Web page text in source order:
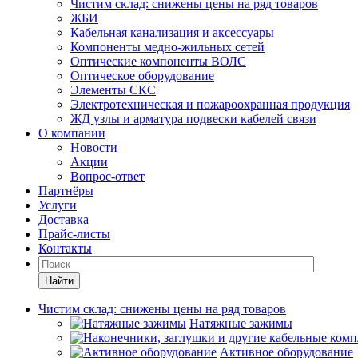
Чистим склад: снижены цены на ряд товаров
ЖБИ
Кабельная канализация и аксессуары
Компоненты медно-жильных сетей
Оптические компоненты ВОЛС
Оптическое оборудование
Элементы СКС
Электротехническая и пожароохранная продукция
ЖД узлы и арматура подвески кабелей связи
О компании
Новости
Акции
Вопрос-ответ
Партнёры
Услуги
Доставка
Прайс-листы
Контакты
Найти
Чистим склад: снижены цены на ряд товаров
Натяжные зажимы
Активное оборудование